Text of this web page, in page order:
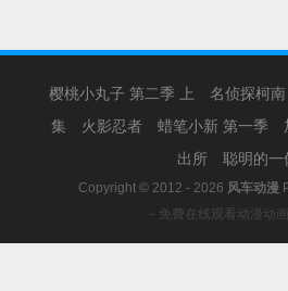
樱桃小丸子 第二季 上 名侦探柯南
集
火影忍者 蜡笔小新 第一季
出所
聪明的一
Copyright © 2012 - 2026 风车动漫
－免费在线观看动漫动